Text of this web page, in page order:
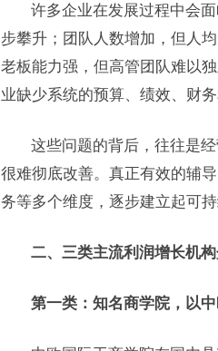
许多企业在发展过程中会
步攀升；团队人数增加，但人
老板能力强，但高管团队难以
业缺少系统的预算、绩效、财务
这些问题的背后，往往是
很难彻底改善。真正有效的辅
务等多个维度，逐步建立起可持
二、三类主流利润增长机
第一类：知名商学院，以